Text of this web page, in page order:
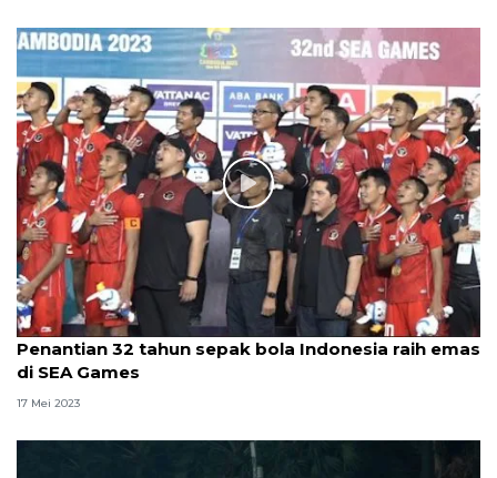
Penantian 32 tahun sepak bola Indonesia raih emas
di SEA Games
17 Mei 2023